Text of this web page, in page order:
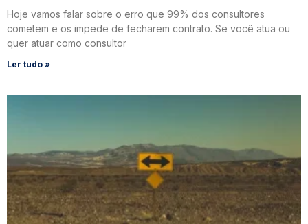
Hoje vamos falar sobre o erro que 99% dos consultores
cometem e os impede de fecharem contrato. Se você atua ou
quer atuar como consultor
Ler tudo »